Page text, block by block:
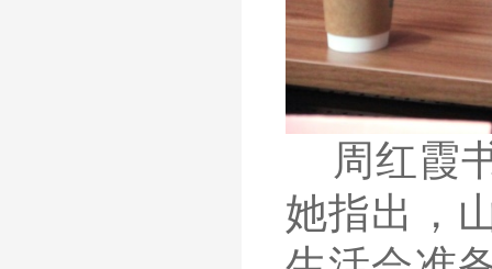
周红霞
她指出，